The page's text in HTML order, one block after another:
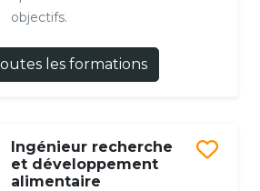
objectifs.
les formations
Ingénieur recherche
et développement
alimentaire